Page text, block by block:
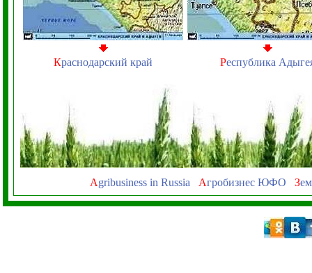
Краснодарский край Республика
Agribusiness in Russia Агробизнес ЮФО З